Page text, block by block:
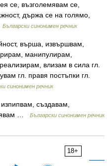
се, възголемявам се,
държа се на голямо,
Български синонимен речник
върша, извършвам,
манипулирам,
влизам в сила гл.
гл. правя постъпки гл.
синонимен речник
създавам,
…
Български синонимен речник
18+